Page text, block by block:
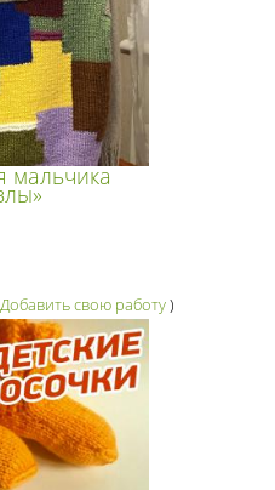
мальчика
Добавить свою работу)